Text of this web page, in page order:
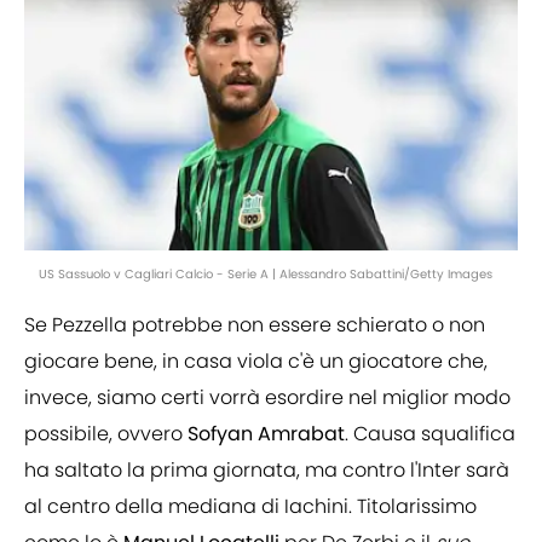
US Sassuolo v Cagliari Calcio - Serie A | Alessandro Sabattini/Getty Images
Se Pezzella potrebbe non essere schierato o non
giocare bene, in casa viola c'è un giocatore che,
invece, siamo certi vorrà esordire nel miglior modo
possibile, ovvero Sofyan Amrabat. Causa squalifica
ha saltato la prima giornata, ma contro l'Inter sarà
al centro della mediana di Iachini. Titolarissimo